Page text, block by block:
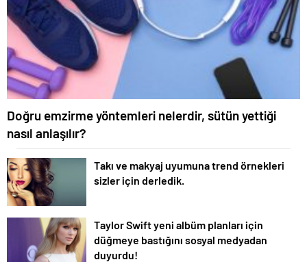
Doğru emzirme yöntemleri nelerdir, sütün yettiği
nasıl anlaşılır?
Takı ve makyaj uyumuna trend örnekleri
sizler için derledik.
Taylor Swift yeni albüm planları için
düğmeye bastığını sosyal medyadan
duyurdu!